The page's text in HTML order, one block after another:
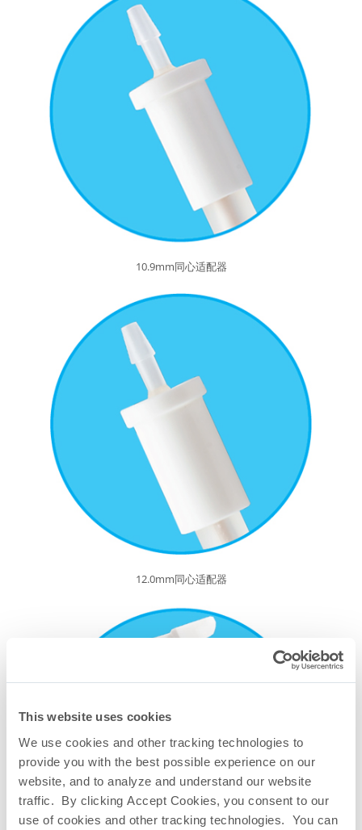
This website uses cookies
We use cookies and other tracking technologies to
provide you with the best possible experience on our
website, and to analyze and understand our website
traffic. By clicking Accept Cookies, you consent to our
use of cookies and other tracking technologies. You can
10.9mm同心适配器
12.0mm同心适配器